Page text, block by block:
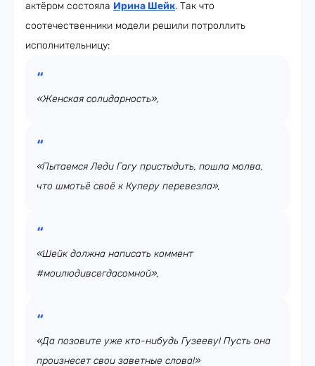
актёром состояла Ирина Шейк. Так что
соотечественники модели решили потроллить
исполнительницу:
«Женская солидарность»,
«Пытаемся Леди Гагу пристыдить, пошла молва,
что шмотьё своё к Куперу перевезла»,
«Шейк должна написать коммент
#моилюдивсегдасомной»,
«Да позовите уже кто-нибудь Гузееву! Пусть она
произнесет свои заветные слова!»